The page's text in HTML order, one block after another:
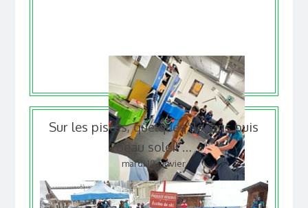
Sur les pistes, quelques flocons puis
beau soleil …
mardi 10 janvier